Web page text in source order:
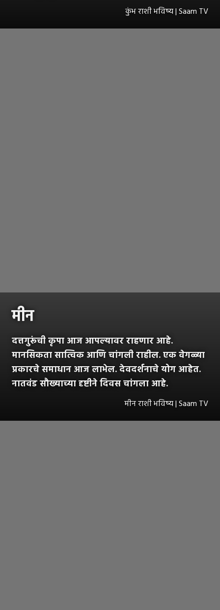
कुंभ राशी भविष्य | Saam TV
मीन
दत्तगुरूंची कृपा आज आपल्यावर राहणार आहे.
मानसिकता सात्विक आणि चांगली राहील. एक वेगळ्या
प्रकारचे समाधान आज लाभेल. देवदर्शनाचे योग आहेत.
नातवंड सौख्याच्या दृष्टीने दिवस चांगला आहे.
मीन राशी भविष्य | Saam TV